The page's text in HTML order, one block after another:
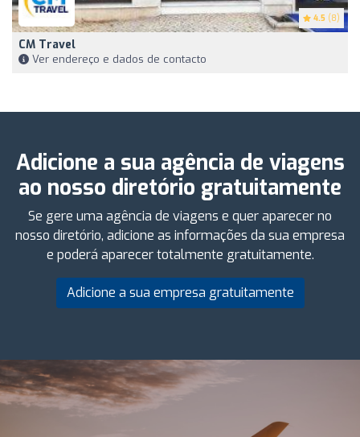
4.5 (8)
CM Travel
Ver endereço e dados de contacto
Adicione a sua agência de viagens
ao nosso diretório gratuitamente
Se gere uma agência de viagens e quer aparecer no
nosso diretório, adicione as informações da sua empresa
e poderá aparecer totalmente gratuitamente.
Adicione a sua empresa gratuitamente